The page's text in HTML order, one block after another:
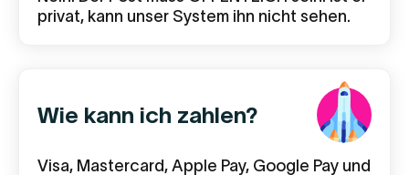
privat, kann unser System ihn nicht sehen.
Wie kann ich zahlen?
Visa, Mastercard, Apple Pay, Google Pay und